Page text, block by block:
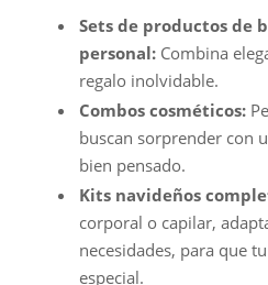
Sets de productos de
personal: Combina
regalo inolvidable.
Combos cosméticos:
buscan sorprender con
bien pensado.
Kits navideños
corporal o capilar,
necesidades, para que
especial.